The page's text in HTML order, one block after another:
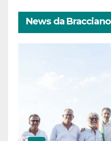
News da Bracciano